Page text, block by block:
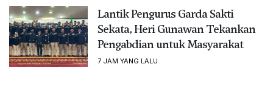
Lantik Pengurus Garda Sakti
Sekata, Heri Gunawan Tekankan
Pengabdian untuk Masyarakat
7 JAM YANG LALU